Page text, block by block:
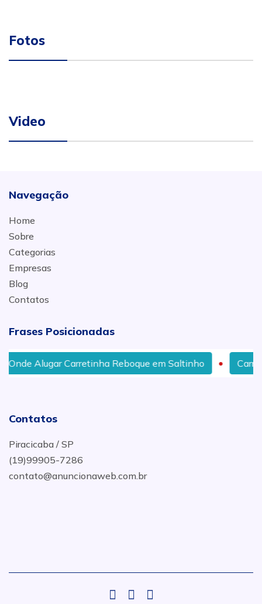
Fotos
Video
Navegação
Home
Sobre
Categorias
Empresas
Blog
Contatos
Frases Posicionadas
Alugar Carretinha Reboque em Saltinho
Contatos
Piracicaba / SP
(19)99905-7286
contato@anuncionaweb.com.br